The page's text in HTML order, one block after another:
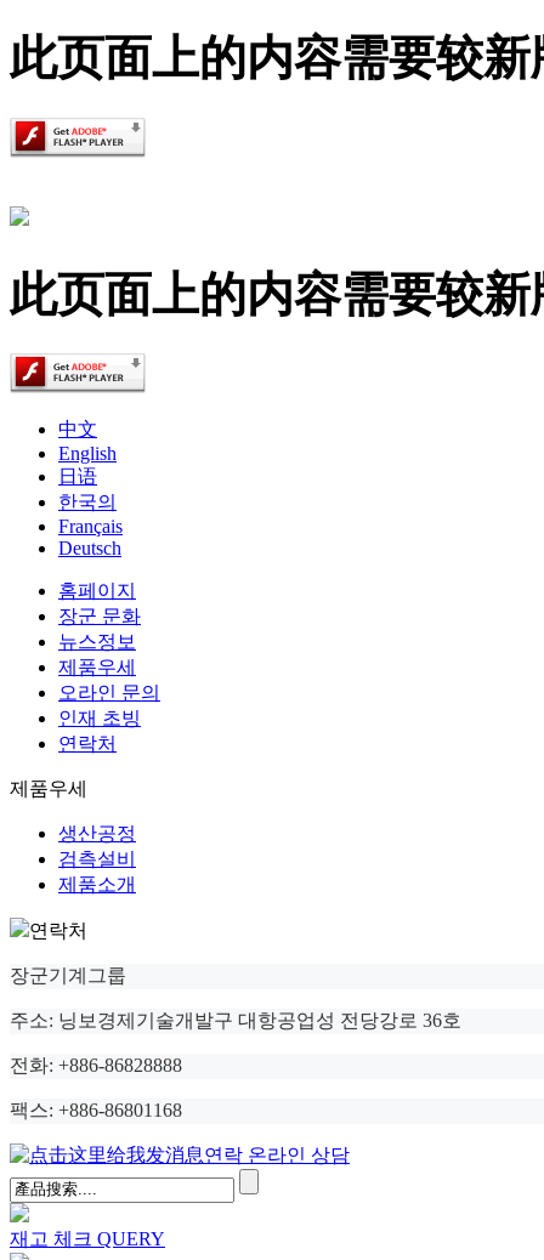
此页面上的内容需要较
此页面上的内容需要较
中文
English
日语
한국의
Français
Deutsch
홈페이지
장군 문화
뉴스정보
제품우세
오라인 문의
인재 초빙
연락처
제품우세
생산공정
검측설비
제품소개
연락처
장군기계그룹
주소: 닝보경제기술개발구 대항공업성 전당강로 36호
전화: +886-86828888
팩스: +886-86801168
연락 온라인 상담
재고 체크 QUERY